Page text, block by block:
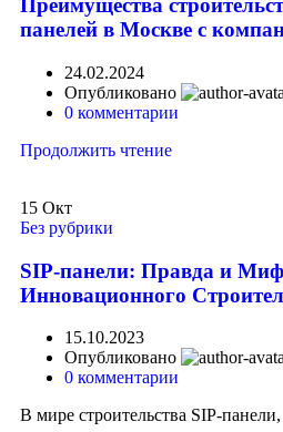
Преимущества
панелей в Москве с
24.02.2024
Опубликовано
0 комментарии
Продолжить чтение
15 Окт
Без рубрики
SIP-панели: Правда и
Инновационного
15.10.2023
Опубликовано
0 комментарии
В мире строительства SIP-